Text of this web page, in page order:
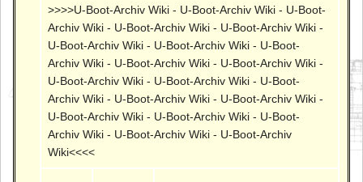
>>>>U-Boot-Archiv Wiki - U-Boot-Archiv Wiki - U-Boot-
Archiv Wiki - U-Boot-Archiv Wiki - U-Boot-Archiv Wiki -
U-Boot-Archiv Wiki - U-Boot-Archiv Wiki - U-Boot-
Archiv Wiki - U-Boot-Archiv Wiki - U-Boot-Archiv Wiki -
U-Boot-Archiv Wiki - U-Boot-Archiv Wiki - U-Boot-
Archiv Wiki - U-Boot-Archiv Wiki - U-Boot-Archiv Wiki -
U-Boot-Archiv Wiki - U-Boot-Archiv Wiki - U-Boot-
Archiv Wiki - U-Boot-Archiv Wiki - U-Boot-Archiv
Wiki<<<<